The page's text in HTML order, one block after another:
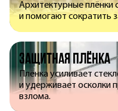
Архитектурные
и помогают сократить
Защитная плёнка
Плёнка усиливает
и удерживает осколки
взлома.